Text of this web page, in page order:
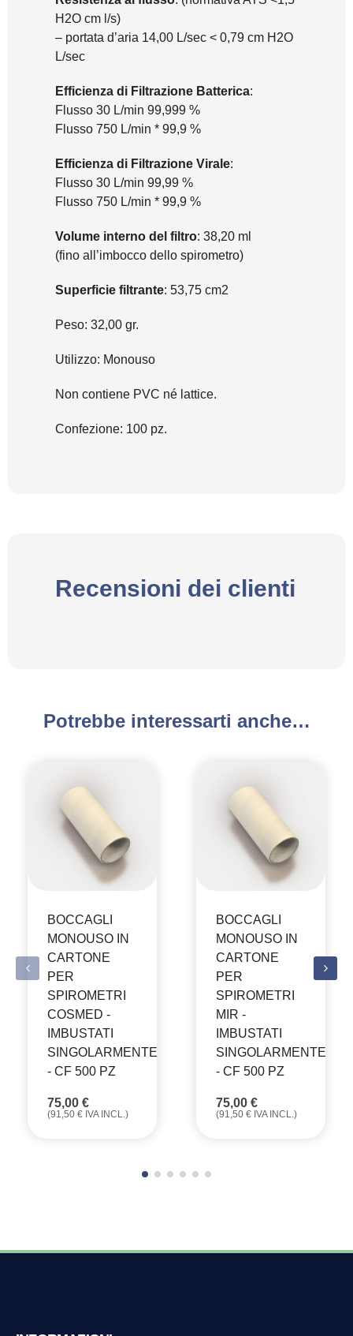
H2O cm l/s)
– portata d’aria 14,00 L/sec < 0,79 cm H2O
L/sec
Efficienza di Filtrazione Batterica:
Flusso 30 L/min 99,999 %
Flusso 750 L/min * 99,9 %
Efficienza di Filtrazione Virale:
Flusso 30 L/min 99,99 %
Flusso 750 L/min * 99,9 %
Volume interno del filtro: 38,20 ml
(fino all’imbocco dello spirometro)
Superficie filtrante: 53,75 cm2
Peso: 32,00 gr.
Utilizzo: Monouso
Non contiene PVC né lattice.
Confezione: 100 pz.
Recensioni dei clienti
Potrebbe interessarti anche…
BOCCAGLI
MONOUSO IN
CARTONE
PER
SPIROMETRI
COSMED -
IMBUSTATI
SINGOLARMENTE
- CF 500 PZ
75,00 €
(91,50 € IVA INCL.)
BOCCAGLI
MONOUSO IN
CARTONE
PER
SPIROMETRI
MIR -
IMBUSTATI
SINGOLARMENTE
- CF 500 PZ
75,00 €
(91,50 € IVA INCL.)